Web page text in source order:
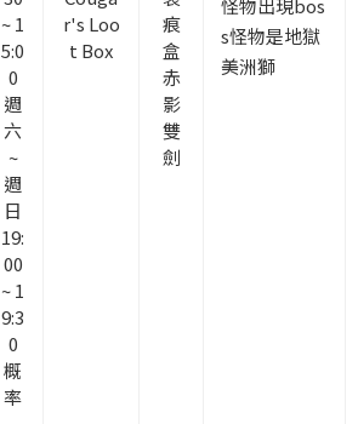
~ 1
5:0
0
週
六
~
週
日
19:
00
~ 1
9:3
0
概
率
r's Loo
t Box
痕
盒
赤
影
雙
劍
s怪物是地獄
美洲獅